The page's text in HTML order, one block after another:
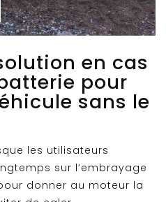
en cas
pour
sans le
les utilisateurs
sur l’embrayage
donner au moteur la